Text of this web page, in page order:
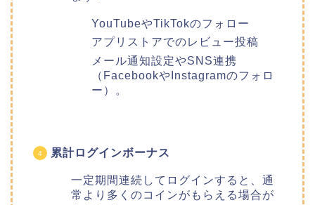
YouTubeやTikTokのフォロー
アプリストアでのレビュー投稿
メール通知設定やSNS連携
（FacebookやInstagramのフォロ
ー）。
累計ログインボーナス
一定期間連続してログインすると、通
常より多くのコインがもらえる場合が